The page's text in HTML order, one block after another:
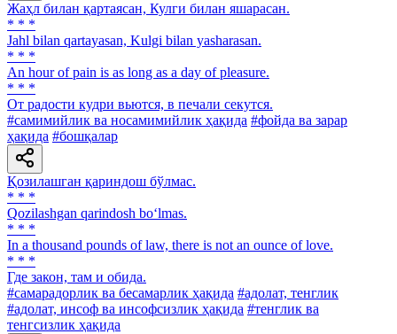
Жаҳл билан қартаясан, Кулги билан яшарасан.
* * *
Jahl bilan qartayasan, Kulgi bilan yasharasan.
* * *
An hour of pain is as long as a day of pleasure.
* * *
От радости кудри вьются, в печали секутся.
#самимийлик ва носамимийлик ҳақида #фойда ва зарар
ҳақида #бошқалар
Қозилашган қариндош бўлмас.
* * *
Qozilashgan qarindosh bo‘lmas.
* * *
In a thousand pounds of law, there is not an ounce of love.
* * *
Где закон, там и обида.
#самарадорлик ва бесамарлик ҳақида #адолат, тенглик
#адолат, инсоф ва инсофсизлик ҳақида #тенглик ва
тенгсизлик ҳақида